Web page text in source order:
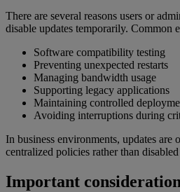
There are several reasons users or
disable updates temporarily. Common
Software compatibility testing
Preventing unexpected restarts
Managing bandwidth usage
Supporting legacy applications
Maintaining controlled
Avoiding interruptions during
In business environments, updates are
centralized policies rather than
Important